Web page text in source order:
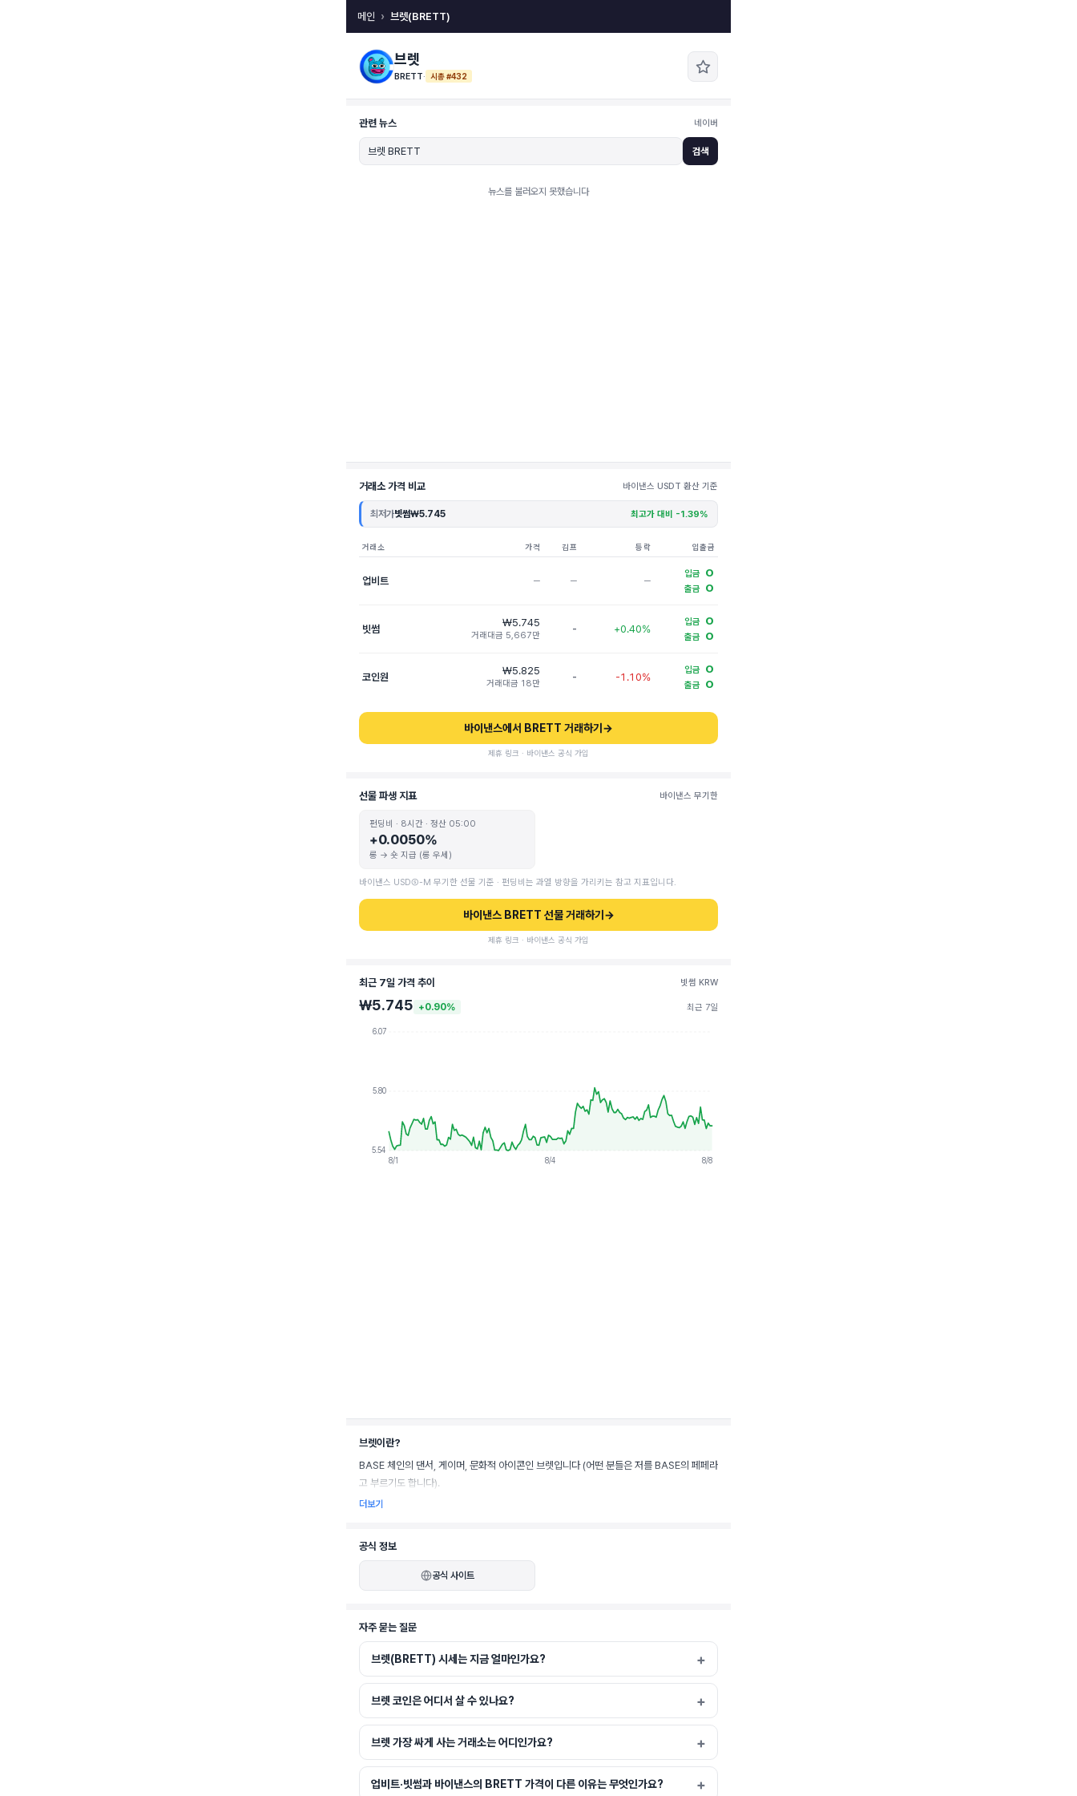
메인 브렛(BRETT)
브렛
BRETT· 시총 #432
관련 뉴스 네이버
검색
뉴스를 불러오지 못했습니다
거래소 가격 비교 바이낸스 USDT 환산 기준
최저가빗썸₩5.745 최고가 대비 -1.39%
거래소 가격 김프 등락 입출금
업비트 ─ ─ ─
입금 O
출금 O
빗썸
₩5.745
거래대금 5,667만
- +0.40%
입금 O
출금 O
코인원
₩5.825
거래대금 18만
- -1.10%
입금 O
출금 O
바이낸스에서 BRETT 거래하기 →
제휴 링크 · 바이낸스 공식 가입
선물 파생 지표 바이낸스 무기한
펀딩비 · 8시간 · 정산 05:00
+0.0050%
롱 → 숏 지급 (롱 우세)
바이낸스 USDⓈ-M 무기한 선물 기준 · 펀딩비는 과열 방향을 가리키는 참고 지표입니다.
바이낸스 BRETT 선물 거래하기 →
제휴 링크 · 바이낸스 공식 가입
최근 7일 가격 추이 빗썸 KRW
₩5.745 +0.90% 최근 7일
6.07
5.80
5.54
8/1
8/4 8/8
브렛이란?
BASE 체인의 댄서, 게이머, 문화적 아이콘인 브렛입니다 (어떤 분들은 저를 BASE의 페페라
고 부르기도 합니다).
더보기
공식 정보
공식 사이트
자주 묻는 질문
브렛(BRETT) 시세는 지금 얼마인가요?
브렛 코인은 어디서 살 수 있나요?
브렛 가장 싸게 사는 거래소는 어디인가요?
업비트·빗썸과 바이낸스의 BRETT 가격이 다른 이유는 무엇인가요?